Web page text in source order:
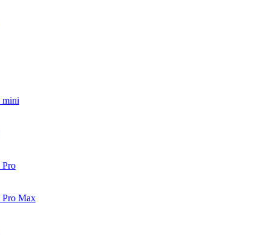
mini
Pro
Pro Max